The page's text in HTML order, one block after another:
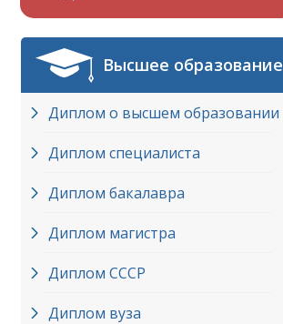
Высшее образование
Диплом о высшем образовании
Диплом специалиста
Диплом бакалавра
Диплом магистра
Диплом СССР
Диплом вуза